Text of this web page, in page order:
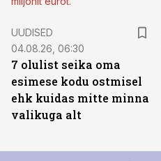
UUDISED
04.08.26, 06:30
7 olulist seika oma
esimese kodu ostmisel
ehk kuidas mitte minna
valikuga alt